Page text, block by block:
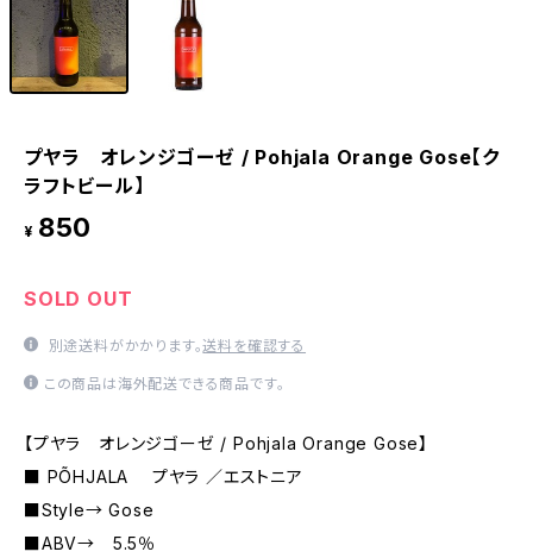
プヤラ オレンジゴーゼ / Pohjala Orange Gose【ク
ラフトビール】
¥ 850
SOLD OUT
別途送料がかかります。送料を確認する
この商品は海外配送できる商品です。
【プヤラ オレンジゴーゼ / Pohjala Orange Gose】
■ PÕHJALA プヤラ ／エストニア
■Style→ Gose
■ABV→ 5.5％